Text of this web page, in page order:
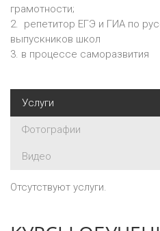
грамотности;
2. репетитор ЕГЭ и ГИА по
выпускников школ
3. в процессе саморазвития
Услуги
Фотографии
Видео
Отсутствуют услуги.